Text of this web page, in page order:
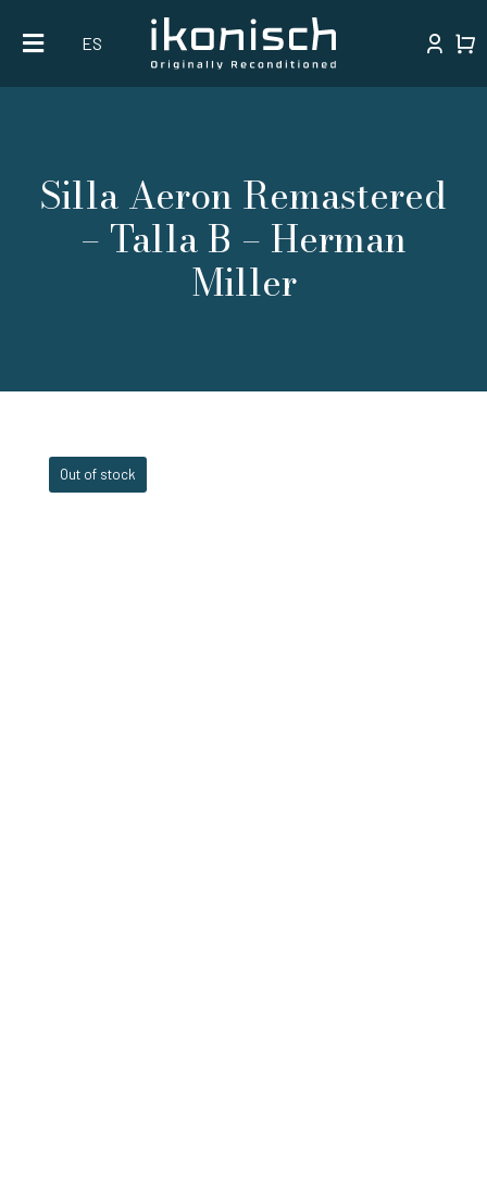
content
ES
Silla Aeron Remastered
– Talla B – Herman
Miller
Out of stock